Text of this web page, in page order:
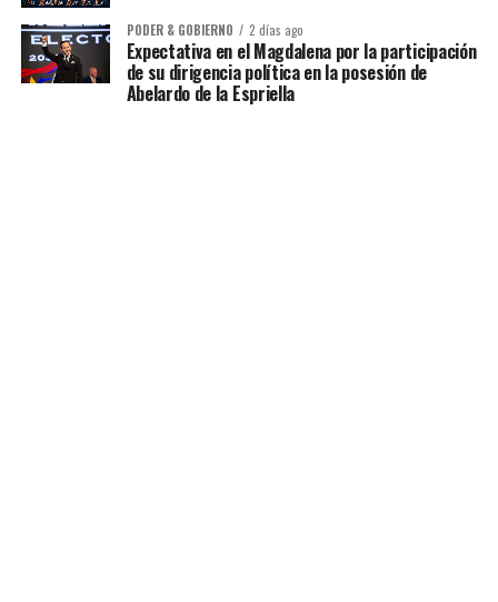
PODER & GOBIERNO 2 días ago
Expectativa en el Magdalena por la participación
de su dirigencia política en la posesión de
Abelardo de la Espriella